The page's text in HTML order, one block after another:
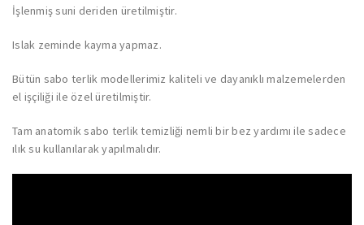
İşlenmiş suni deriden üretilmiştir.
Islak zeminde kayma yapmaz.
Bütün sabo terlik modellerimiz kaliteli ve dayanıklı malzemelerden
el işçiliği ile özel üretilmiştir.
Tam anatomik sabo terlik temizliği nemli bir bez yardımı ile sadece
ılık su kullanılarak yapılmalıdır.